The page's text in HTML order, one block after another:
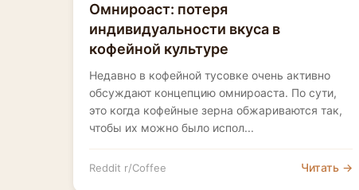
Омнироаст: потеря
индивидуальности вкуса в
кофейной культуре
Недавно в кофейной тусовке очень активно
обсуждают концепцию омнироаста. По сути,
это когда кофейные зерна обжариваются так,
чтобы их можно было испол...
Reddit r/Coffee Читать →